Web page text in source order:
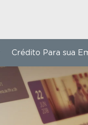
Crédito Para sua